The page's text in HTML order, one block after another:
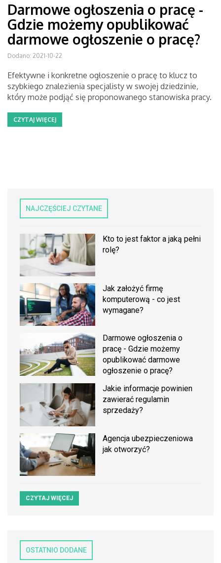
Darmowe ogłoszenia o pracę -
Gdzie możemy opublikować
darmowe ogłoszenie o pracę?
Dodano: 2021-10-22
Efektywne i konkretne ogłoszenie o pracę to klucz to
szybkiego znalezienia specjalisty w swojej dziedzinie,
który może podjąć się proponowanego stanowiska pracy.
CZYTAJ WIĘCEJ
NAJCZĘŚCIEJ CZYTANE
Kto to jest faktor a jaką pełni
rolę?
Jak założyć firmę
komputerową - co jest
wymagane?
Darmowe ogłoszenia o
pracę - Gdzie możemy
opublikować darmowe
ogłoszenie o pracę?
Jakie informacje powinien
zawierać regulamin
sprzedaży?
Agencja ubezpieczeniowa
jak otworzyć?
CZYTAJ WIĘCEJ
OSTATNIO DODANE